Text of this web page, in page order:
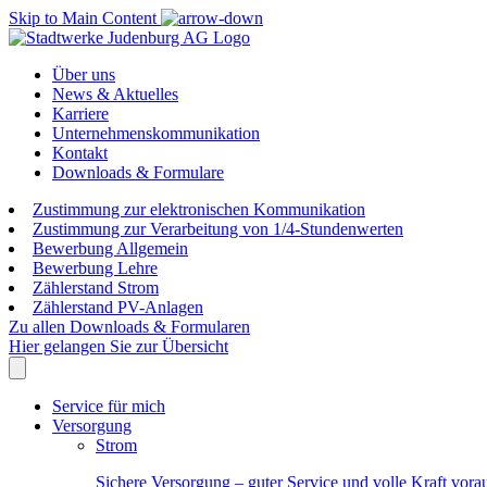
Skip to Main Content
Über uns
News & Aktuelles
Karriere
Unternehmenskommunikation
Kontakt
Downloads & Formulare
Zustimmung zur elektronischen Kommunikation
Zustimmung zur Verarbeitung von 1/4-Stundenwerten
Bewerbung Allgemein
Bewerbung Lehre
Zählerstand Strom
Zählerstand PV-Anlagen
Zu allen Downloads & Formularen
Hier gelangen Sie zur Übersicht
Service für mich
Versorgung
Strom
Sichere Versorgung – guter Service und volle Kraft